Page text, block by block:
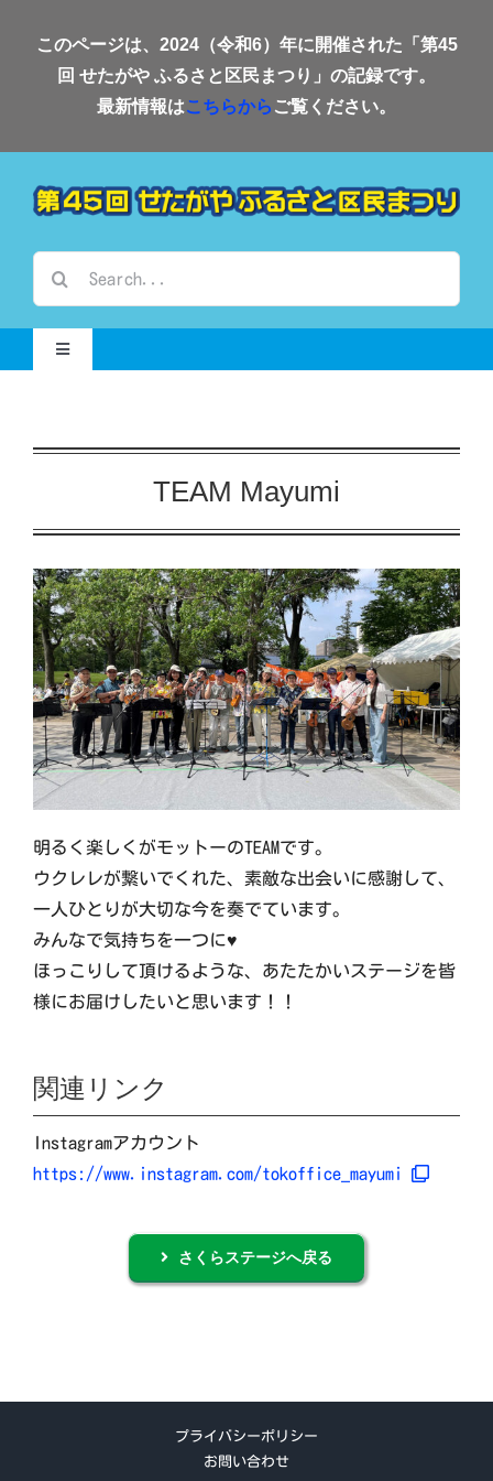
このページは、2024（令和6）年に開催された「第45
回 せたがや ふるさと区民まつり」の記録です。
最新情報はこちらから ご覧ください。
索
…
Toggle
Navigation
交流自治体の紹介
出店団体の紹介
アクセス
実行委員会について
TEAM Mayumi
明るく楽しくがモットーのTEAMです。
ウクレレが繋いでくれた、素敵な出会いに感謝して、
一人ひとりが大切な今を奏でています。
みんなで気持ちを一つに♥
ほっこりして頂けるような、あたたかいステージを皆
様にお届けしたいと思います！！
関連リンク
Instagramアカウント
https://www.instagram.com/tokoffice_mayumi
さくらステージへ戻る
プライバシーポリシー
お問い合わせ